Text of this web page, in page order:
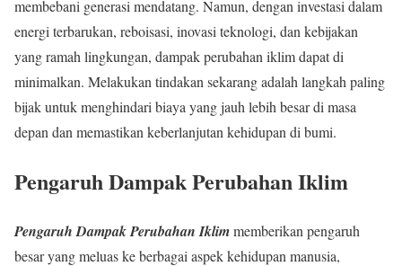
membebani generasi mendatang. Namun, dengan investasi dalam
energi terbarukan, reboisasi, inovasi teknologi, dan kebijakan
yang ramah lingkungan, dampak perubahan iklim dapat di
minimalkan. Melakukan tindakan sekarang adalah langkah paling
bijak untuk menghindari biaya yang jauh lebih besar di masa
depan dan memastikan keberlanjutan kehidupan di bumi.
Pengaruh Dampak Perubahan Iklim
Pengaruh Dampak Perubahan Iklimmemberikan pengaruh
besar yang meluas ke berbagai aspek kehidupan manusia,